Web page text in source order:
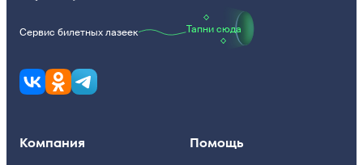
Сервис билетных лазеек Тапни сюда
Компания Помощь